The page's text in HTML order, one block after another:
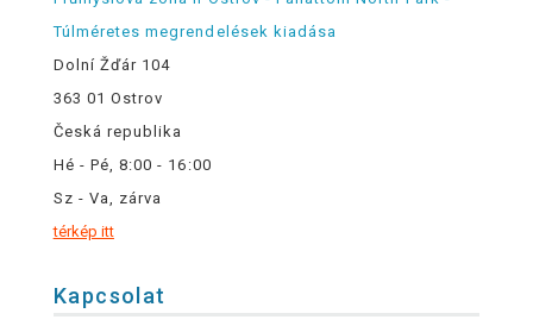
Túlméretes megrendelések kiadása
Dolní Žďár 104
363 01 Ostrov
Česká republika
Hé - Pé, 8:00 - 16:00
Sz - Va, zárva
térkép itt
Kapcsolat